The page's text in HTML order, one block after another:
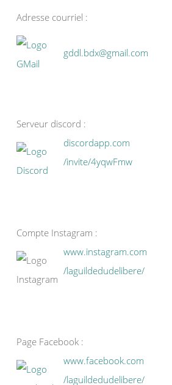
Adresse courriel :
gddl.bdx@gmail.com
Serveur discord :
discordapp.com
/invite/4yqwFmw
Compte Instagram :
www.instagram.com
/laguildedudelibere/
Page Facebook :
www.facebook.com
/laguildedudelibere/